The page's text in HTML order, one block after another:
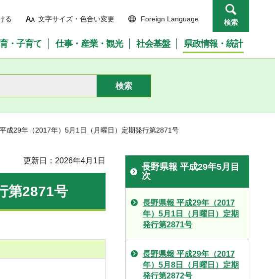
る 文字サイズ・色合い変更 Foreign Language 検索
・子育て 仕事・産業・観光 社会基盤 県政情報・統計
成29年（2017年）5月1日（月曜日）定期発行第2871号
更新日：2026年4月1日
第2871号
長野県報 平成29年5月目
次
長野県報 平成29年（2017
年）5月1日（月曜日）定期
発行第2871号
長野県報 平成29年（2017
年）5月8日（月曜日）定期
発行第2872号